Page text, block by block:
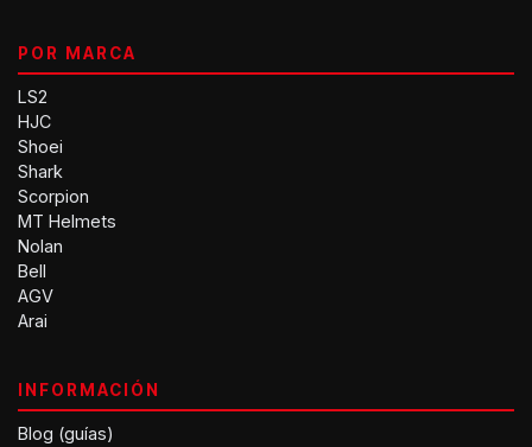
POR MARCA
LS2
HJC
Shoei
Shark
Scorpion
MT Helmets
Nolan
Bell
AGV
Arai
INFORMACIÓN
Blog (guías)